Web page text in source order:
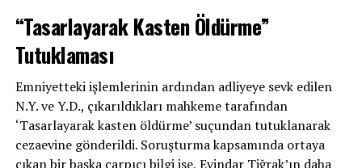
“Tasarlayarak Kasten Öldürme”
Tutuklaması
Emniyetteki işlemlerinin ardından adliyeye sevk edilen
N.Y. ve Y.D., çıkarıldıkları mahkeme tarafından
‘Tasarlayarak kasten öldürme’ suçundan tutuklanarak
cezaevine gönderildi. Soruşturma kapsamında ortaya
çıkan bir başka çarpıcı bilgi ise, Evindar Tiğrak’ın daha